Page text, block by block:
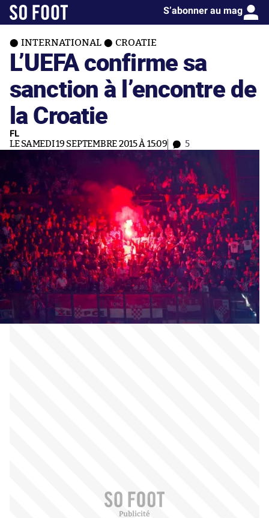
S’abonner au mag
INTERNATIONAL CROATIE
L’UEFA confirme sa
sanction à l’encontre de
la Croatie
FL
LE SAMEDI 19 SEPTEMBRE 2015 À 15:09 5